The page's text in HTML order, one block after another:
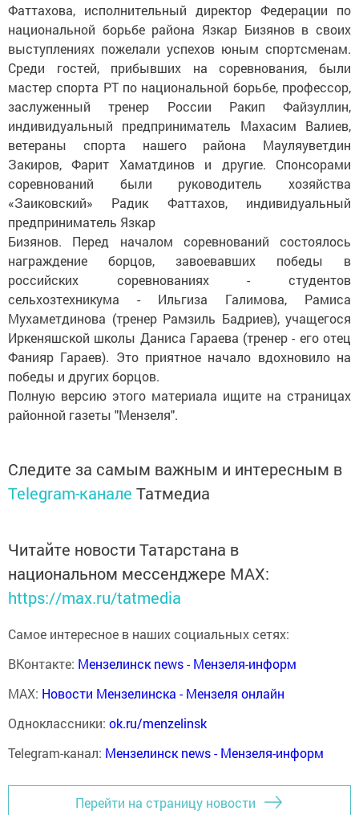
Фаттахова, исполнительный директор Федерации по
национальной борьбе района Язкар Бизянов в своих
выступлениях пожелали успехов юным спортсменам.
Среди гостей, прибывших на соревнования, были
мастер спорта РТ по национальной борьбе, профессор,
заслуженный тренер России Ракип Файзуллин,
индивидуальный предприниматель Махасим Валиев,
ветераны спорта нашего района Мауляуветдин
Закиров, Фарит Хаматдинов и другие. Спонсорами
соревнований были руководитель хозяйства
«Заиковский» Радик Фаттахов, индивидуальный
предприниматель Язкар
Бизянов. Перед началом соревнований состоялось
награждение борцов, завоевавших победы в
российских соревнованиях - студентов
сельхозтехникума - Ильгиза Галимова, Рамиса
Мухаметдинова (тренер Рамзиль Бадриев), учащегося
Иркеняшской школы Даниса Гараева (тренер - его отец
Фанияр Гараев). Это приятное начало вдохновило на
победы и других борцов.
Полную версию этого материала ищите на страницах
районной газеты "Мензеля".
Следите за самым важным и интересным в
Telegram-канале Татмедиа
Читайте новости Татарстана в
национальном мессенджере MАХ:
https://max.ru/tatmedia
Самое интересное в наших социальных сетях:
ВКонтакте: Мензелинск news - Мензеля-информ
MAX: Новости Мензелинска - Мензеля онлайн
Одноклассники: ok.ru/menzelinsk
Telegram-канал: Мензелинск news - Мензеля-информ
Перейти на страницу новости